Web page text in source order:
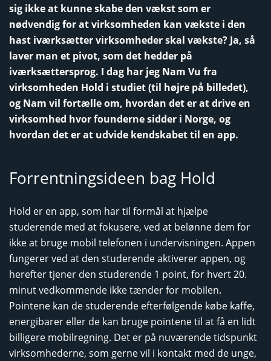
sig ikke at kunne skabe den vækst som er
nødvendig for at virksomheden kan vækste i den
hast iværksætter virksomheder skal vækste? Ja, så
laver man et pivot, som det hedder på
iværksættersprog. I dag har jeg Nam Vu fra
virksomheden Hold i studiet (til højre på billedet),
og Nam vil fortælle om, hvordan det er at drive en
virksomhed hvor founderne sidder i Norge, og
hvordan det er at udvide kendskabet til en app.
Forrentningsideen bag Hold
Hold er en app, som har til formål at hjælpe
studerende med at fokusere, ved at belønne dem for
ikke at bruge mobil telefonen i undervisningen. Appen
fungerer ved at den studerende aktiverer appen, og
herefter tjener den studerende 1 point, for hvert 20.
minut vedkommende ikke tænder for mobilen.
Pointene kan de studerende efterfølgende købe kaffe,
energibarer eller de kan bruge pointene til at få en lidt
billigere mobilregning. Det er på nuværende tidspunkt
virksomhederne, som gerne vil i kontakt med de unge,